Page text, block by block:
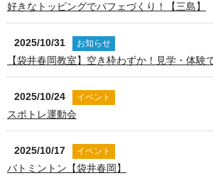
好きなトッピングでパフェづくり！【三島】
2025/10/31 お知らせ
【袋井春岡教室】空き枠わずか！見学・体験
2025/10/24 イベント
スポトレ運動会
2025/10/17 イベント
バトミントン【袋井春岡】